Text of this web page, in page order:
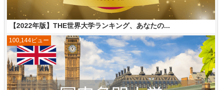
【2022年版】THE世界大学ランキング、あなたの...
100,144ビュー